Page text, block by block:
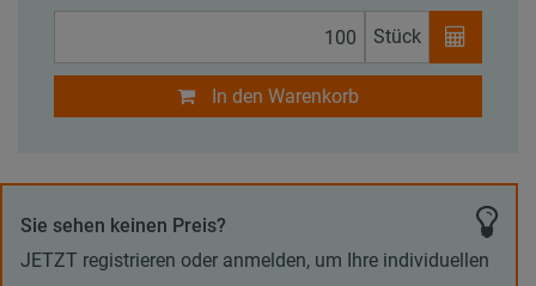
Stück
In den Warenkorb
Sie sehen keinen Preis?
JETZT registrieren oder anmelden, um Ihre individuellen